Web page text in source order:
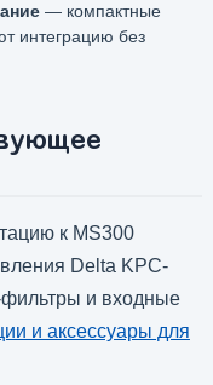
— компактные
интеграцию без
к MS300
Delta KPC-
и входные
и аксессуары для